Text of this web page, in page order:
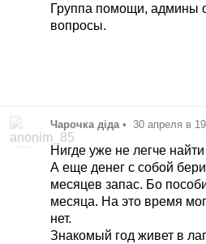
Группа помощи, админы
вопросы.
Чарочка діда • 30 апреля в
Нигде уже не легче
А еще денег с собой
месяцев запас. Бо
месяца. На это время
нет.
Знакомый год живет в